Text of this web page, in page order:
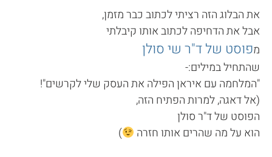
את הבלוג הזה רציתי לכתוב כבר מזמן,
אבל את הדחיפה לכתוב אותו קיבלתי
מפוסט של ד"ר שי סולן
שהתחיל במילים:-
"המלחמה עם איראן הפילה את העסק שלי לקרשים"!
(אל דאגה, למרות הפתיח הזה,
הפוסט של ד"ר סולן
הוא על מה שהרים אותו חזרה
)